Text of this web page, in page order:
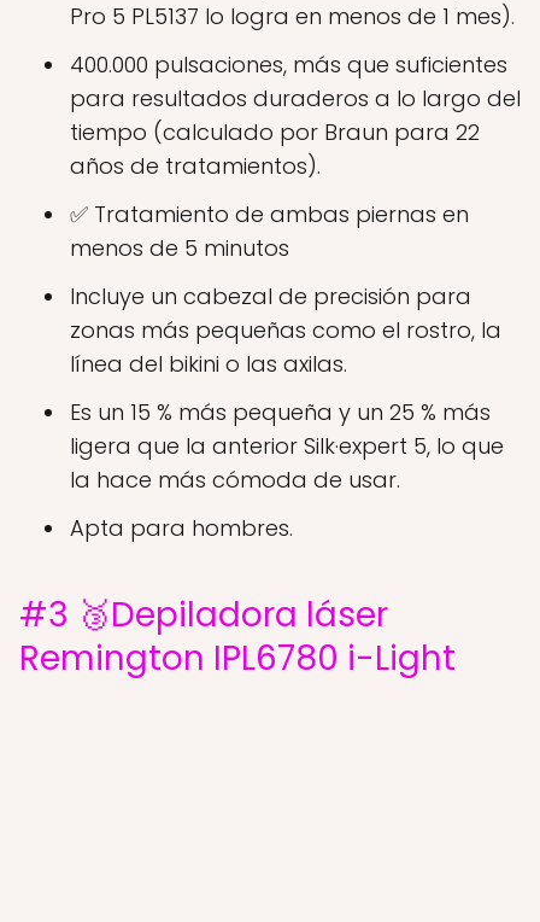
Pro 5 PL5137 lo logra en menos de 1 mes).
400.000 pulsaciones, más que suficientes
para resultados duraderos a lo largo del
tiempo (calculado por Braun para 22
años de tratamientos).
✅ Tratamiento de ambas piernas en
menos de 5 minutos
Incluye un cabezal de precisión para
zonas más pequeñas como el rostro, la
línea del bikini o las axilas.
Es un 15 % más pequeña y un 25 % más
ligera que la anterior Silk·expert 5, lo que
la hace más cómoda de usar.
Apta para hombres.
#3 🥉Depiladora láser
Remington IPL6780 i-Light